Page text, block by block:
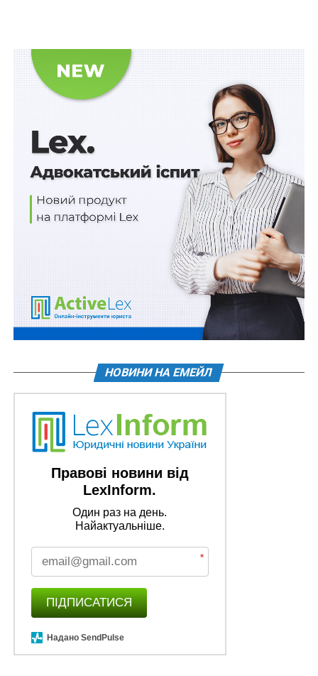
працюють на громадських засадах.
Конкурс не може продовжуватись більше 24-х днів з
дня оголошення про його початок.
Схожі статті:
Створюється Міжнародна компенсаційна
комісія для України
Дунайська комісія відмовилася від російської
ПОВ'ЯЗАНІ ТЕМИ:
НАСТУПНА
Участь громадян у бюджетному процесі
НЕ ПРОПУСТІТЬ
Медики створять власні професійні палати
НОВИНИ НА ЕМЕЙЛ
Правові новини від
LexInform.
Один раз на день.
Найактуальніше.
*
ПІДПИСАТИСЯ
Надано SendPulse